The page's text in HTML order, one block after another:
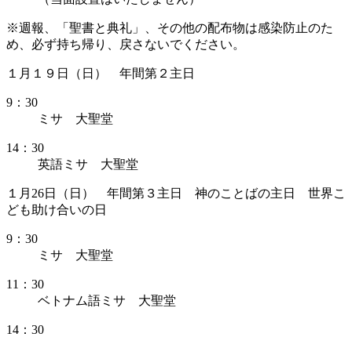
※週報、「聖書と典礼」、その他の配布物は感染防止のた
め、必ず持ち帰り、戻さないでください。
１月１９日（日） 年間第２主日
9：30
ミサ 大聖堂
14：30
英語ミサ 大聖堂
１月26日（日） 年間第３主日 神のことばの主日 世界こ
ども助け合いの日
9：30
ミサ 大聖堂
11：30
ベトナム語ミサ 大聖堂
14：30